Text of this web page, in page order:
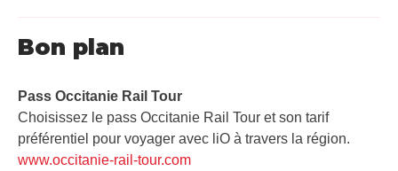
Bon plan
Pass Occitanie Rail Tour​
Choisissez le pass Occitanie Rail Tour et son tarif
préférentiel pour voyager avec liO à travers la région.
www.occitanie-rail-tour.com